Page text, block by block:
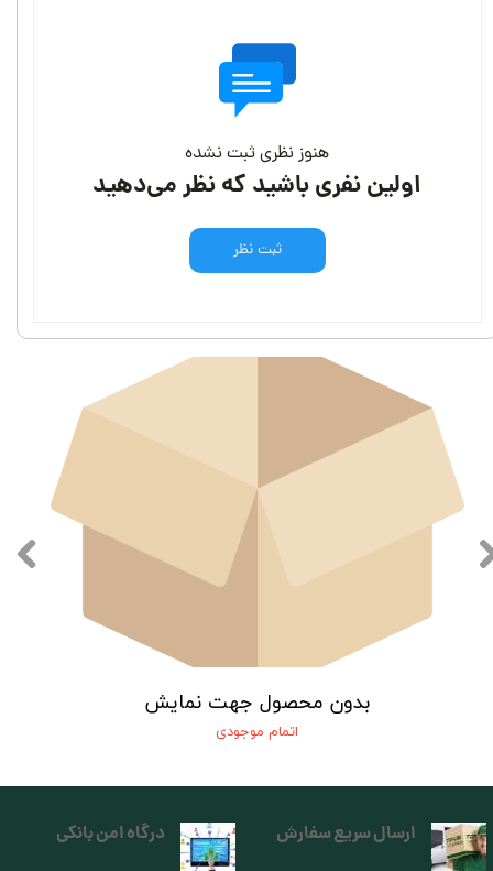
هنوز نظری ثبت نشده
اولین نفری باشید که نظر می‌دهید
ثبت نظر
بدون محصول جهت نمایش
اتمام موجودی
ارسال سریع سفارش درگاه امن بانکی